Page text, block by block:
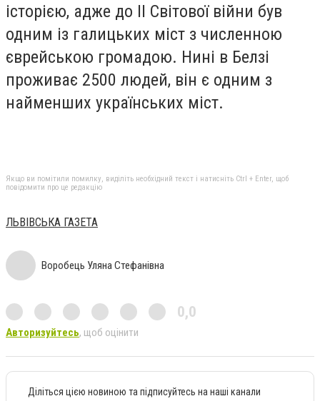
історією, адже до ІІ Світової війни був
одним із галицьких міст з численною
єврейською громадою. Нині в Белзі
проживає 2500 людей, він є одним з
найменших українських міст.
Якщо ви помітили помилку, виділіть необхідний текст і натисніть Ctrl + Enter, щоб
повідомити про це редакцію
ЛЬВІВСЬКА ГАЗЕТА
Воробець Уляна Стефанівна
0,0
Авторизуйтесь, щоб оцінити
Діліться цією новиною та підписуйтесь на наші канали